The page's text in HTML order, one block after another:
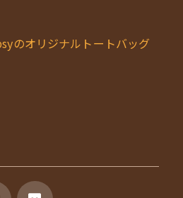
のオリジナルトートバッグ